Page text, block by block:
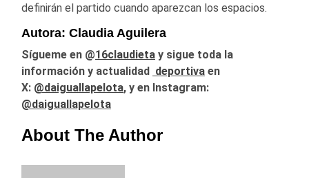
definirán el partido cuando aparezcan los espacios.
Autora: Claudia Aguilera
Sígueme en @16claudieta y sigue toda la
información y actualidad deportiva en
X: @daiguallapelota, y en Instagram:
@daiguallapelota
About The Author